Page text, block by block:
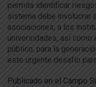
permita identificar
sistema debe involucrar
asociaciones, a los
universidades, así
público; para la
este urgente desafío
Publicado en el Campo